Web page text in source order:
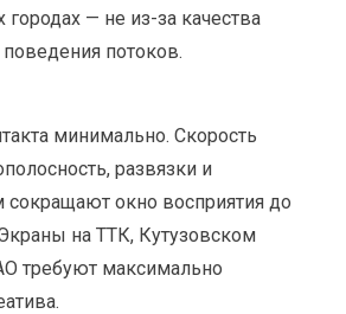
— не из-за качества
поведения потоков.
минимально. Скорость
развязки и
окно восприятия до
на ТТК, Кутузовском
требуют максимально